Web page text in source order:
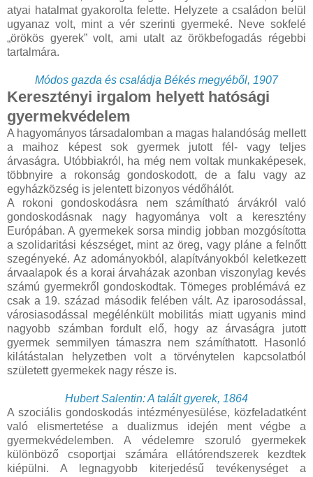
atyai hatalmat gyakorolta felette. Helyzete a családon belül
ugyanaz volt, mint a vér szerinti gyermeké. Neve sokfelé
„örökös gyerek” volt, ami utalt az örökbefogadás régebbi
tartalmára.
Módos gazda és családja Békés megyéből, 1907
Keresztényi irgalom helyett hatósági
gyermekvédelem
A hagyományos társadalomban a magas halandóság mellett
a maihoz képest sok gyermek jutott fél- vagy teljes
árvaságra. Utóbbiakról, ha még nem voltak munkaképesek,
többnyire a rokonság gondoskodott, de a falu vagy az
egyházközség is jelentett bizonyos védőhálót.
A rokoni gondoskodásra nem számítható árvákról való
gondoskodásnak nagy hagyománya volt a keresztény
Európában. A gyermekek sorsa mindig jobban mozgósította
a szolidaritási készséget, mint az öreg, vagy pláne a felnőtt
szegényeké. Az adományokból, alapítványokból keletkezett
árvaalapok és a korai árvaházak azonban viszonylag kevés
számú gyermekről gondoskodtak. Tömeges problémává ez
csak a 19. század második felében vált. Az iparosodással,
városiasodással megélénkült mobilitás miatt ugyanis mind
nagyobb számban fordult elő, hogy az árvaságra jutott
gyermek semmilyen támaszra nem számíthatott. Hasonló
kilátástalan helyzetben volt a törvénytelen kapcsolatból
született gyermekek nagy része is.
Hubert Salentin: A talált gyerek, 1864
A szociális gondoskodás intézményesülése, közfeladatként
való elismertetése a dualizmus idején ment végbe a
gyermekvédelemben. A védelemre szoruló gyermekek
különböző csoportjai számára ellátórendszerek kezdtek
kiépülni. A legnagyobb kiterjedésű tevékenységet a